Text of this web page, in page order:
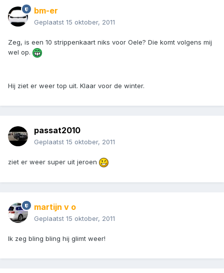
bm-er
Geplaatst 15 oktober, 2011
Zeg, is een 10 strippenkaart niks voor Oele? Die komt volgens mij
wel op.
Hij ziet er weer top uit. Klaar voor de winter.
passat2010
Geplaatst 15 oktober, 2011
ziet er weer super uit jeroen
martijn v o
Geplaatst 15 oktober, 2011
Ik zeg bling bling hij glimt weer!